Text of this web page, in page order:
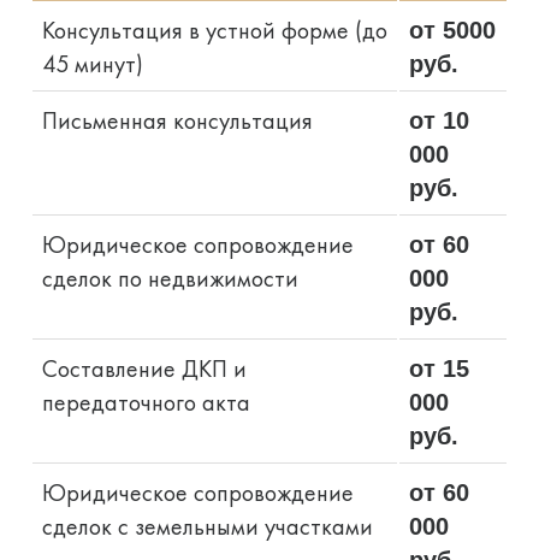
Консультация в устной форме (до
45 минут)
от 5000
руб.
Письменная консультация
от 10
000
руб.
Юридическое сопровождение
сделок по недвижимости
от 60
000
руб.
Составление ДКП и
передаточного акта
от 15
000
руб.
Юридическое сопровождение
сделок с земельными участками
от 60
000